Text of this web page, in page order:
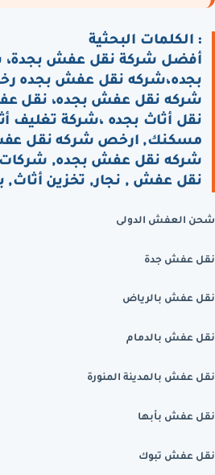
: الكلمات البحثية
أفضل شركة نقل عفش
بجده،شركه نقل عفش بجده
شركه نقل عفش بجده، نقل
نقل أثاث بجده ،شركة تغليف
مسكنك, ارخص شركه نقل
شركه نقل عفش بجده,
نقل عفش , نجار, تخزين أثاث,
شحن العفش الدولى
نقل عفش جدة
نقل عفش بالرياض
نقل عفش بالدمام
نقل عفش بالمدينة المنورة
نقل عفش بأبها
نقل عفش تبوك